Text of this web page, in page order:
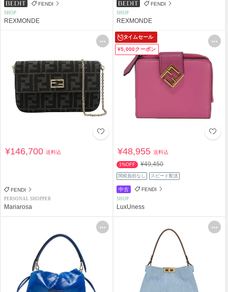
FENDI
SHOP
REXMONDE
FENDI
SHOP
REXMONDE
¥146,700送料込
FENDI
PERSONAL SHOPPER
Mariarosa
タイムセール
¥5,000クーポン
¥48,955送料込
1%OFF ¥49,450
関税負担なし スピード配送
中古 FENDI
SHOP
LuxUness